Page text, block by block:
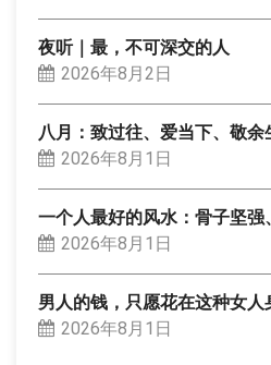
夜听｜最，不可深交的人
2026年8月2日
八月：致过往、爱当下、敬余
2026年8月1日
一个人最好的风水：骨子坚强
2026年8月1日
男人的钱，只愿花在这种女人
2026年8月1日